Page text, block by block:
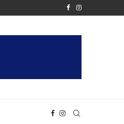
APPLE RIVELA IL CHIP M2